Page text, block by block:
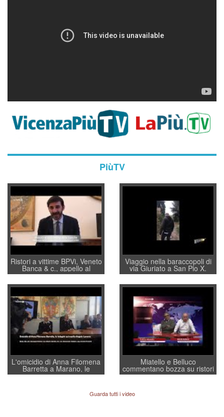
PiùTV
Ristori a vittime BPVi, Veneto
Banca & c., appello al
sottosegretario Alessio
Villarosa: per mettere ordine
convochi con Di Maio CNCU
a supporto della cabina di
regia al Mef
Viaggio nella baraccopoli di
via Giuriato a San Pio X.
Vicenza ai Vicentini: “faremo
un regalo di Natale ai
residenti”
L'omicidio di Anna Filomena
Barretta a Marano, le
indagini dei carabinieri di
Lavarra: più avvincenti di
quelle di... Barbara D'Urso
Miatello e Belluco
commentano bozza su ristori
BPVi e Veneto Banca
Guarda tutti i video